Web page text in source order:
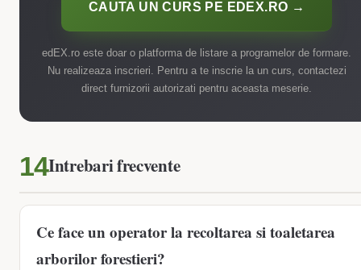
CAUTA UN CURS PE EDEX.RO →
edEX.ro este doar o platforma de listare a programelor de formare.
Nu realizeaza inscrieri. Pentru a te inscrie la un curs, contactezi
direct furnizorii autorizati pentru aceasta meserie.
Intrebari frecvente
Ce face un operator la recoltarea si toaletarea
arborilor forestieri?